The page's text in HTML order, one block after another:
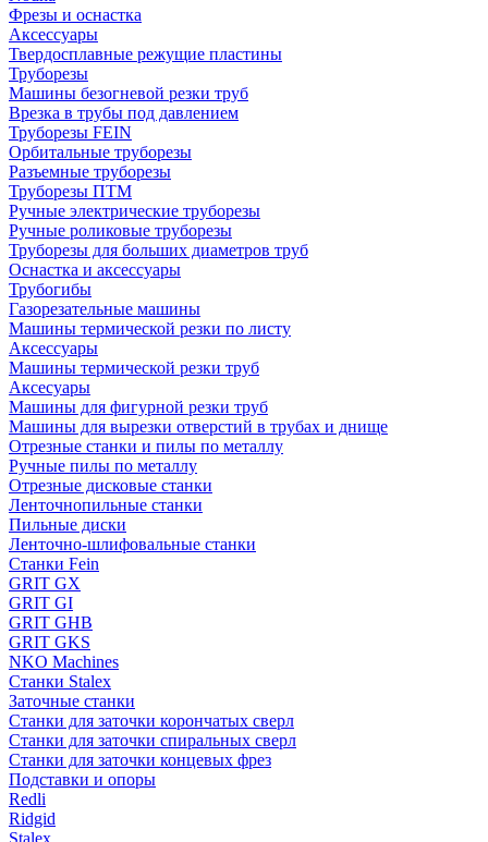
Фрезы и оснастка
Аксессуары
Твердосплавные режущие пластины
Труборезы
Машины безогневой резки труб
Врезка в трубы под давлением
Труборезы FEIN
Орбитальные труборезы
Разъемные труборезы
Труборезы ПТМ
Ручные электрические труборезы
Ручные роликовые труборезы
Труборезы для больших диаметров труб
Оснастка и аксессуары
Трубогибы
Газорезательные машины
Машины термической резки по листу
Аксессуары
Машины термической резки труб
Аксесуары
Машины для фигурной резки труб
Машины для вырезки отверстий в трубах и днище
Отрезные станки и пилы по металлу
Ручные пилы по металлу
Отрезные дисковые станки
Ленточнопильные станки
Пильные диски
Ленточно-шлифовальные станки
Станки Fein
GRIT GX
GRIT GI
GRIT GHB
GRIT GKS
NKO Machines
Станки Stalex
Заточные станки
Станки для заточки корончатых сверл
Станки для заточки спиральных сверл
Станки для заточки концевых фрез
Подставки и опоры
Redli
Ridgid
Stalex